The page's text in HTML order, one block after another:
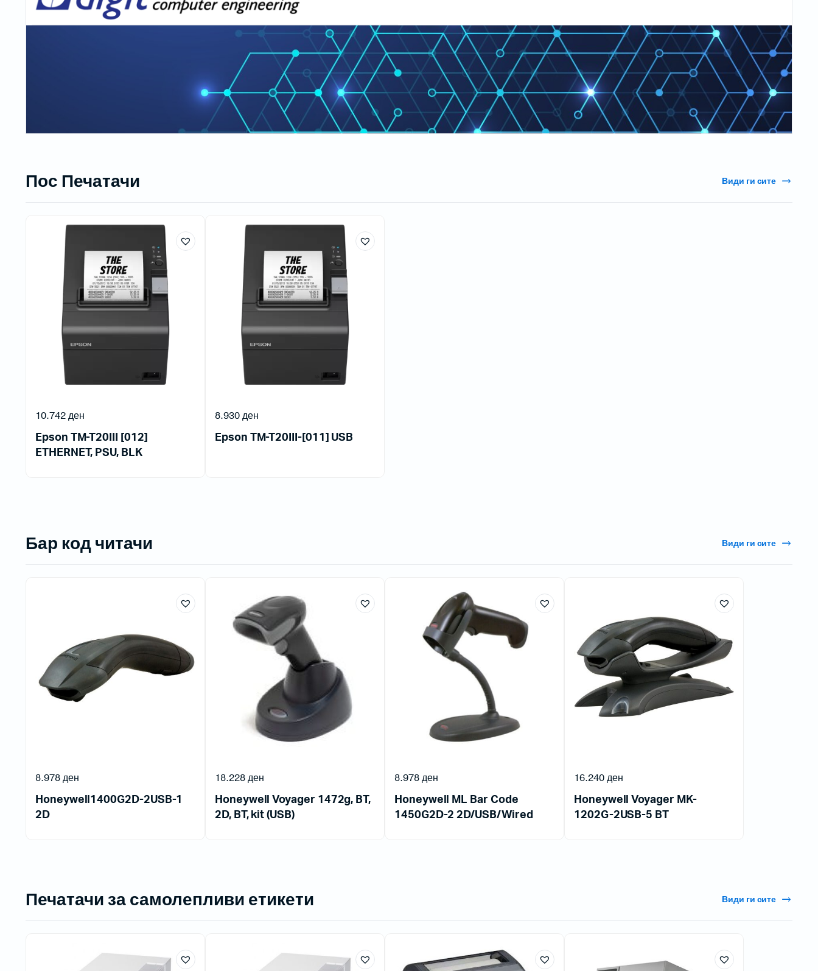
Пос Печатачи Види ги сите
Epson TM-T20III [012]
ETHERNET, PSU, BLK
10.742ден
Epson TM-T20III-[011] USB
8.930ден
Бар код читачи Види ги сите
Honeywell1400G2D-2USB-1
2D
8.978ден
Honeywell Voyager 1472g, BT,
2D, BT, kit (USB)
18.228ден
Honeywell ML Bar Code
1450G2D-2 2D/USB/Wired
8.978ден
Honeywell Voyager MK-
1202G-2USB-5 BT
16.240ден
Печатачи за самолепливи етикети Види ги сите